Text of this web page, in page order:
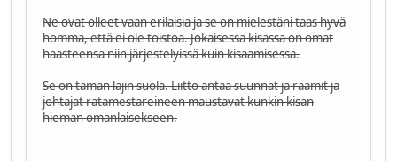
Ne ovat olleet vaan erilaisia ja se on mielestäni taas hyvä
homma, että ei ole toistoa. Jokaisessa kisassa on omat
haasteensa niin järjestelyissä kuin kisaamisessa.
Se on tämän lajin suola. Liitto antaa suunnat ja raamit ja
johtajat ratamestareineen maustavat kunkin kisan
hieman omanlaisekseen.